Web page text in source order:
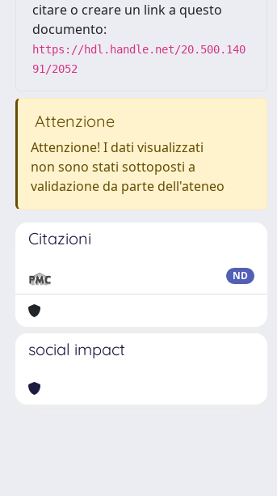
citare o creare un link a questo
documento:
https://hdl.handle.net/20.500.140
91/2052
Attenzione
Attenzione! I dati visualizzati
non sono stati sottoposti a
validazione da parte dell'ateneo
Citazioni
ND
social impact